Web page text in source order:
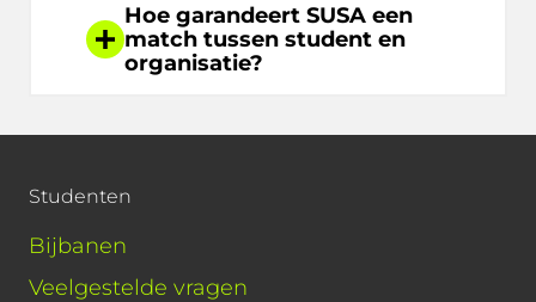
Hoe garandeert SUSA een
match tussen student en
organisatie?
Studenten
Bijbanen
Veelgestelde vragen